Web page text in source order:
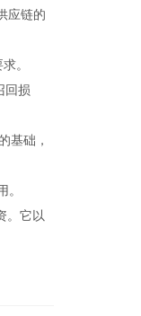
应链的
。
回损
基础，
。它以